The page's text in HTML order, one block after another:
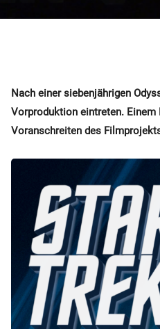
Nach einer siebenjährigen
Vorproduktion eintreten.
Voranschreiten des